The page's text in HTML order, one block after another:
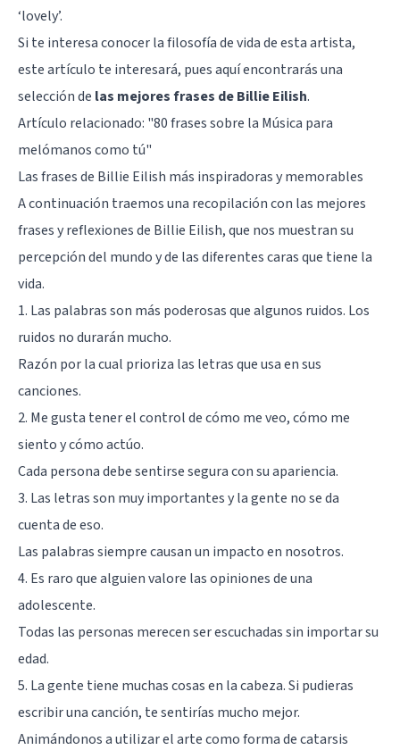
‘lovely’.
Si te interesa conocer la filosofía de vida de esta artista,
este artículo te interesará, pues aquí encontrarás una
selección de las mejores frases de Billie Eilish.
Artículo relacionado: "80 frases sobre la Música para
melómanos como tú"
Las frases de Billie Eilish más inspiradoras y memorables
A continuación traemos una recopilación con las mejores
frases y reflexiones de Billie Eilish, que nos muestran su
percepción del mundo y de las diferentes caras que tiene la
vida.
1. Las palabras son más poderosas que algunos ruidos. Los
ruidos no durarán mucho.
Razón por la cual prioriza las letras que usa en sus
canciones.
2. Me gusta tener el control de cómo me veo, cómo me
siento y cómo actúo.
Cada persona debe sentirse segura con su apariencia.
3. Las letras son muy importantes y la gente no se da
cuenta de eso.
Las palabras siempre causan un impacto en nosotros.
4. Es raro que alguien valore las opiniones de una
adolescente.
Todas las personas merecen ser escuchadas sin importar su
edad.
5. La gente tiene muchas cosas en la cabeza. Si pudieras
escribir una canción, te sentirías mucho mejor.
Animándonos a utilizar el arte como forma de catarsis